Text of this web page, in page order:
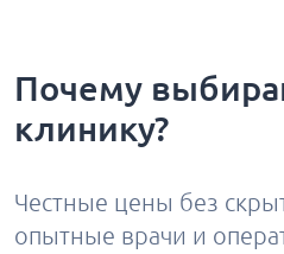
Почему
клинику?
Честные цены без
опытные врачи и